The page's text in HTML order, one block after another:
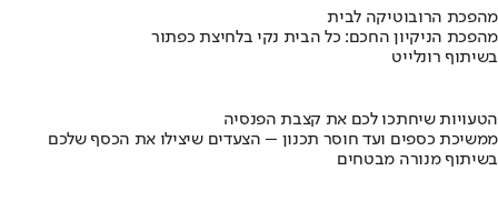
מהפכת הרובוטיקה לבית
מהפכת הניקיון החכם: כל הבית נקי בלחיצת כפתור
בשיתוף רונלייט
הטעויות שיחתכו לכם את קצבת הפנסיה
ממשיכת כספים ועד חוסר תכנון – הצעדים שיצילו את הכסף שלכם
בשיתוף מנורה מבטחים